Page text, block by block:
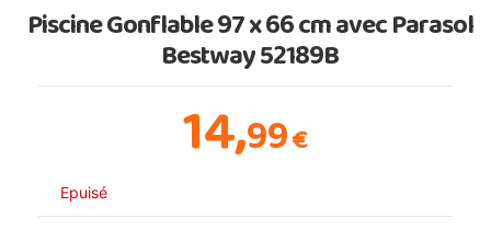
Piscine Gonflable 97 x 66 cm avec Parasol
Bestway 52189B
14,99€
Epuisé